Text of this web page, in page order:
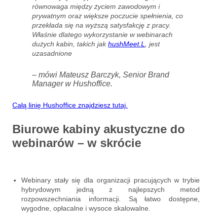
równowaga między życiem zawodowym i
prywatnym oraz większe poczucie spełnienia, co
przekłada się na wyższą satysfakcję z pracy.
Właśnie dlatego wykorzystanie w webinarach
dużych kabin, takich jakhushMeet.L
, jest
uzasadnione
– mówi Mateusz Barczyk, Senior Brand
Manager w Hushoffice.
Całą linię Hushoffice znajdziesz tutaj.
Biurowe kabiny akustyczne do
webinarów – w skrócie
Webinary stały się dla organizacji pracujących w trybie
hybrydowym jedną z najlepszych metod
rozpowszechniania informacji. Są łatwo dostępne,
wygodne, opłacalne i wysoce skalowalne.